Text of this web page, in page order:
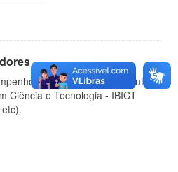
de servidores do Instituto
Ciência e Tecnologia - IBICT